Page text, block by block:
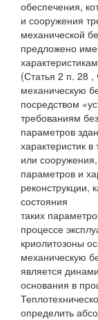
обеспечения,
и сооружения
механической
предложено
(Статья 2 п. 28
механическую
посредством
требованиям
параметров
характеристик
или
параметров и
реконструкции,
состояния
таких
процессе
криолитозоны
механическую
является
основания в
определить